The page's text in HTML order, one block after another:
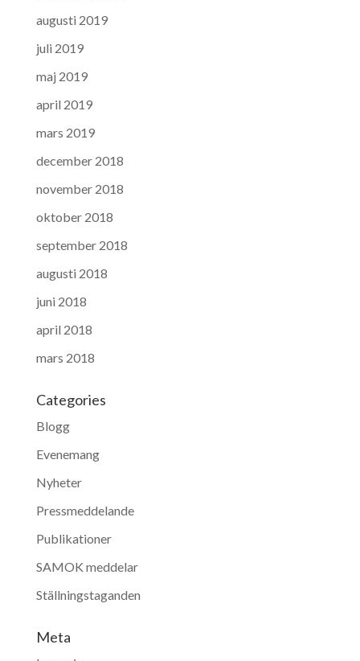
augusti 2019
juli 2019
maj 2019
april 2019
mars 2019
december 2018
november 2018
oktober 2018
september 2018
augusti 2018
juni 2018
april 2018
mars 2018
Categories
Blogg
Evenemang
Nyheter
Pressmeddelande
Publikationer
SAMOK meddelar
Ställningstaganden
Meta